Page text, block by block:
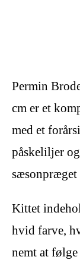
Permin
cm er et
med et
påskeliljer
Kittet
hvid farve,
nemt at